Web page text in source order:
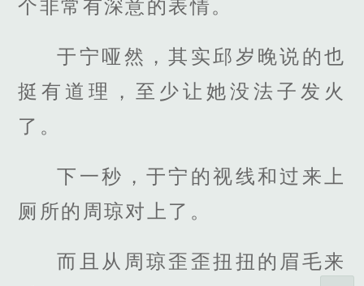
个非常有深意的表情。
于宁哑然，其实邱岁晚说的也
挺有道理，至少让她没法子发火
了。
下一秒，于宁的视线和过来上
厕所的周琼对上了。
而且从周琼歪歪扭扭的眉毛来